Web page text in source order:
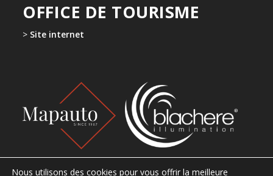
OFFICE DE TOURISME
> Site internet
Nous utilisons des cookies pour vous offrir la meilleure